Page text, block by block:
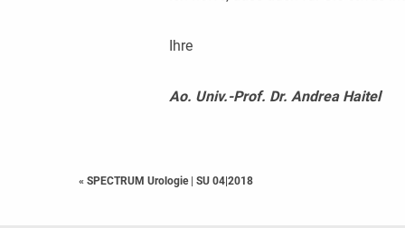
Ihre
Ao. Univ.-Prof. Dr. Andrea Haitel
« SPECTRUM Urologie | SU 04|2018